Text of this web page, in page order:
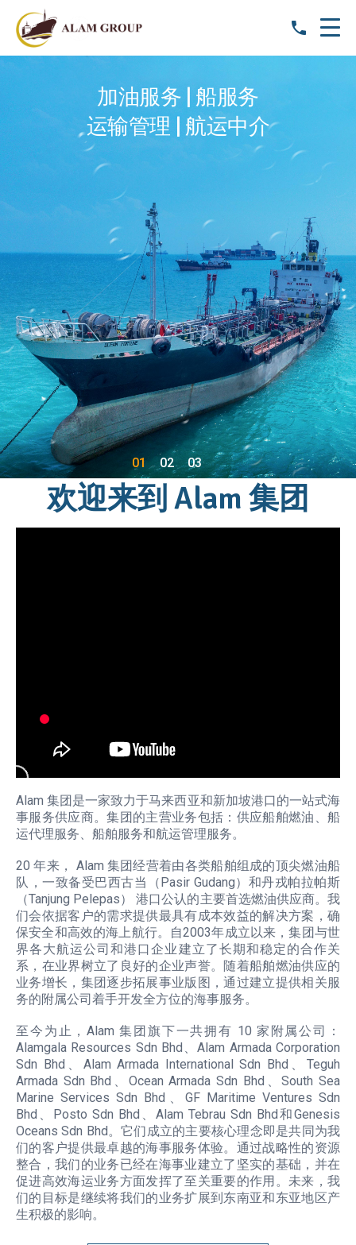
加油服务 | 船服务
运输管理 | 航运中介
01 02 03
欢迎来到 Alam 集团
Alam 集团是一家致力于马来西亚和新加坡港口的一站式海
事服务供应商。集团的主营业务包括：供应船舶燃油、船
运代理服务、船舶服务和航运管理服务。
20 年来， Alam 集团经营着由各类船舶组成的顶尖燃油船
队，一致备受巴西古当（Pasir Gudang）和丹戎帕拉帕斯
（Tanjung Pelepas） 港口公认的主要首选燃油供应商。我
们会依据客户的需求提供最具有成本效益的解决方案，确
保安全和高效的海上航行。自2003年成立以来，集团与世
界各大航运公司和港口企业建立了长期和稳定的合作关
系，在业界树立了良好的企业声誉。随着船舶燃油供应的
业务增长，集团逐步拓展事业版图，通过建立提供相关服
务的附属公司着手开发全方位的海事服务。
至今为止，Alam 集团旗下一共拥有 10 家附属公司：
Alamgala Resources Sdn Bhd、Alam Armada Corporation
Sdn Bhd、Alam Armada International Sdn Bhd、Teguh
Armada Sdn Bhd、Ocean Armada Sdn Bhd、South Sea
Marine Services Sdn Bhd、GF Maritime Ventures Sdn
Bhd、Posto Sdn Bhd、Alam Tebrau Sdn Bhd和Genesis
Oceans Sdn Bhd。它们成立的主要核心理念即是共同为我
们的客户提供最卓越的海事服务体验。通过战略性的资源
整合，我们的业务已经在海事业建立了坚实的基础，并在
促进高效海运业务方面发挥了至关重要的作用。未来，我
们的目标是继续将我们的业务扩展到东南亚和东亚地区产
生积极的影响。